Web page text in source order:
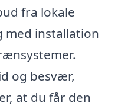
fra lokale
med installation
og besvær,
at du får den